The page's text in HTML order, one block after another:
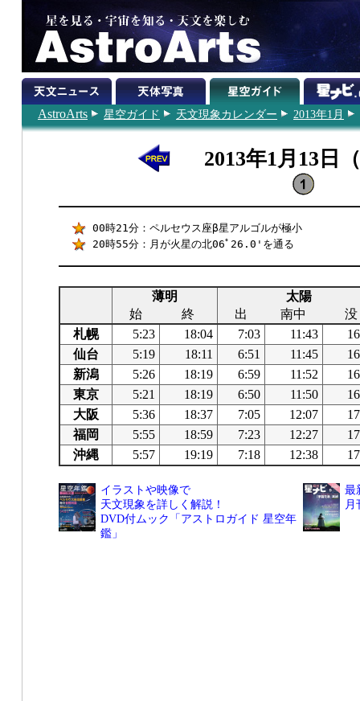
AstroArts 星空ガイド 天文現象カレンダー 2013年1月
2013年1月13日
00時21分：ペルセウス座β星アルゴルが極小
20時55分：月が火星の北06ﾟ26.0'を通る
薄明
太陽
始
終 出 南中
没
札幌
5:23 18:04 7:03 11:43
仙台
5:19 18:11 6:51 11:45
新潟
5:26 18:19 6:59 11:52
東京
5:21 18:19 6:50 11:50
大阪
5:36 18:37 7:05 12:07
福岡
5:55 18:59 7:23 12:27
沖縄
5:57 19:19 7:18 12:38
イラストや映像で
天文現象を詳しく解説！
DVD付ムック「アストロガイド 星空年
鑑」
最
月